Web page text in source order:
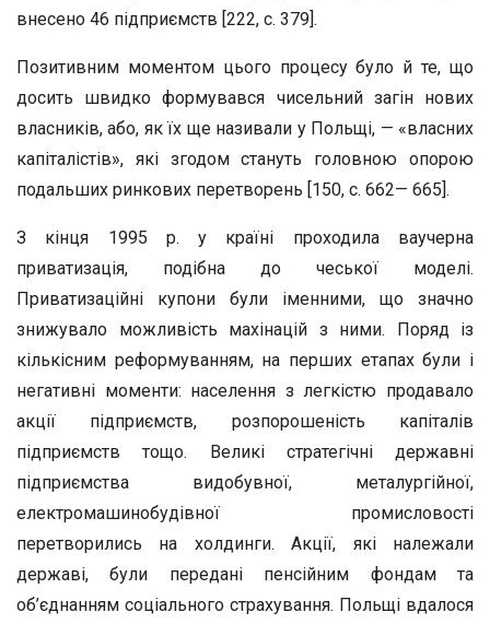
внесено 46 підприємств [222, с. 379].
Позитивним моментом цього процесу було й те, що
досить швидко формувався чисельний загін нових
власників, або, як їх ще називали у Польщі, — «власних
капіталістів», які згодом стануть головною опорою
подальших ринкових перетворень [150, с. 662— 665].
З кінця 1995 р. у країні проходила ваучерна
приватизація, подібна до чеської моделі.
Приватизаційні купони були іменними, що значно
знижувало можливість махінацій з ними. Поряд із
кількісним реформуванням, на перших етапах були і
негативні моменти: населення з легкістю продавало
акції підприємств, розпорошеність капіталів
підприємств тощо. Великі стратегічні державні
підприємства видобувної, металургійної,
електромашинобудівної промисловості
перетворились на холдинги. Акції, які належали
державі, були передані пенсійним фондам та
об’єднанням соціального страхування. Польщі вдалося